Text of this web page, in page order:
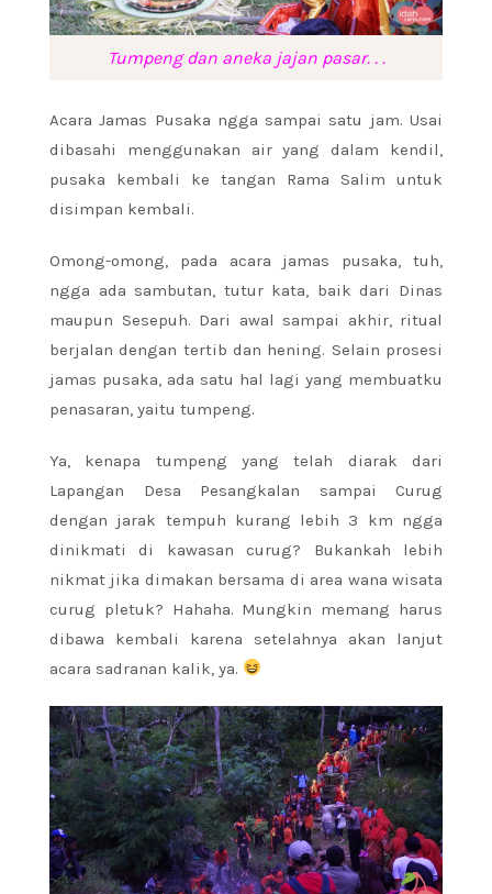
Tumpeng dan aneka jajan pasar. . .
Acara Jamas Pusaka ngga sampai satu jam. Usai
dibasahi menggunakan air yang dalam kendil,
pusaka kembali ke tangan Rama Salim untuk
disimpan kembali.
Omong-omong, pada acara jamas pusaka, tuh,
ngga ada sambutan, tutur kata, baik dari Dinas
maupun Sesepuh. Dari awal sampai akhir, ritual
berjalan dengan tertib dan hening. Selain prosesi
jamas pusaka, ada satu hal lagi yang membuatku
penasaran, yaitu tumpeng.
Ya, kenapa tumpeng yang telah diarak dari
Lapangan Desa Pesangkalan sampai Curug
dengan jarak tempuh kurang lebih 3 km ngga
dinikmati di kawasan curug? Bukankah lebih
nikmat jika dimakan bersama di area wana wisata
curug pletuk? Hahaha. Mungkin memang harus
dibawa kembali karena setelahnya akan lanjut
acara sadranan kalik, ya.